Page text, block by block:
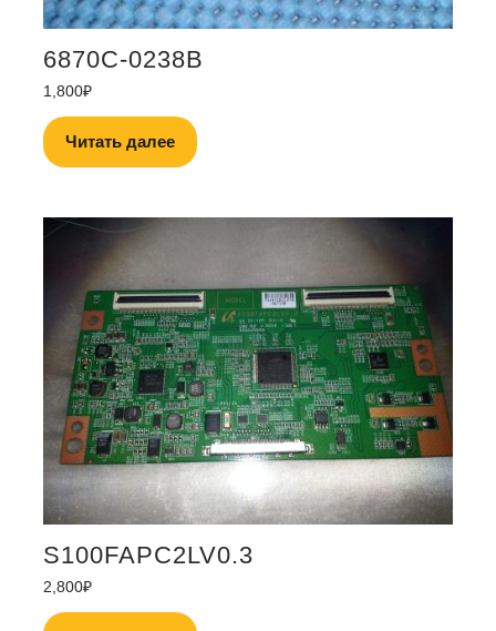
6870C-0238B
1,800₽
Читать далее
S100FAPC2LV0.3
2,800₽